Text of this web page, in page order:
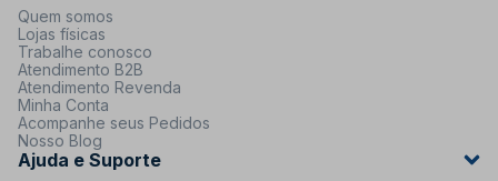
Quem somos
Lojas físicas
Trabalhe conosco
Atendimento B2B
Atendimento Revenda
Minha Conta
Acompanhe seus Pedidos
Nosso Blog
Ajuda e Suporte